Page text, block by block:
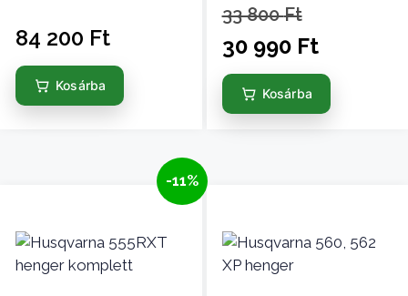
84 200 Ft
Kosárba
33 800Ft
30 990 Ft
Kosárba
-11%